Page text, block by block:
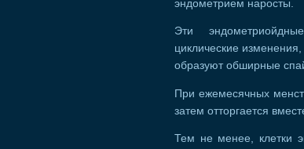
эндометрием наросты.
Эти
циклические
образуют обширные
При ежемесячных
затем отторгается
Тем не менее, клетки